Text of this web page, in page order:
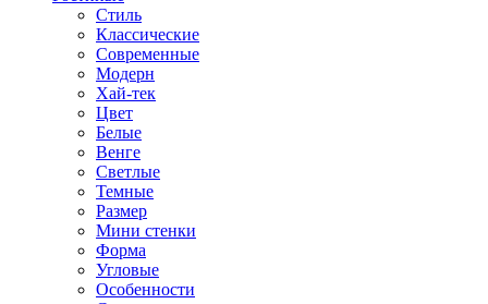
Стиль
Классические
Современные
Модерн
Хай-тек
Цвет
Белые
Венге
Светлые
Темные
Размер
Мини стенки
Форма
Угловые
Особенности